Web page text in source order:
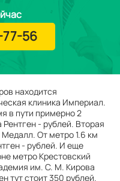
находится
клиника Империал.
в пути примерно 2
- рублей. Вторая
Медалл. От метро 1.6 км
- рублей. И еще
метро Крестовский
им. С. М. Кирова
тут стоит 350 рублей.
77-56